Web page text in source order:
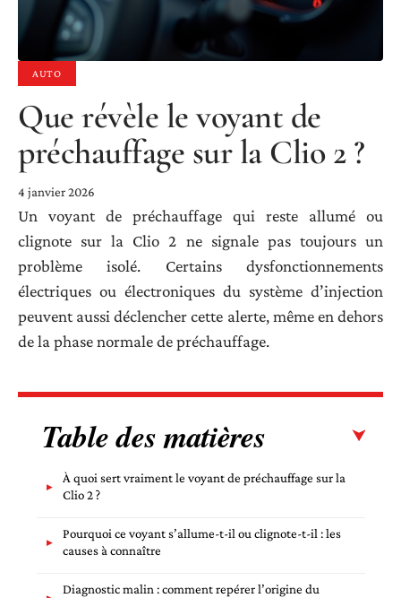
AUTO
Que révèle le voyant de
préchauffage sur la Clio 2 ?
4 janvier 2026
Un voyant de préchauffage qui reste allumé ou
clignote sur la Clio 2 ne signale pas toujours un
problème isolé. Certains dysfonctionnements
électriques ou électroniques du système d’injection
peuvent aussi déclencher cette alerte, même en dehors
de la phase normale de préchauffage.
Table des matières
À quoi sert vraiment le voyant de préchauffage sur la
Clio 2 ?
Pourquoi ce voyant s’allume-t-il ou clignote-t-il : les
causes à connaître
Diagnostic malin : comment repérer l’origine du